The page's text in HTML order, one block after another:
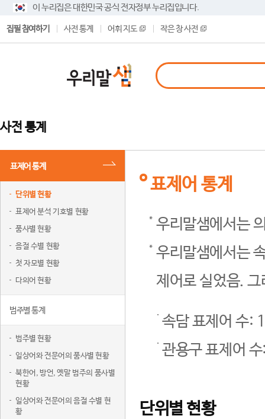
이 누리집은 대한민국 공식 전자정부 누리집입니다.
집필 참여하기 사전 통계 어휘 지도 작은 창 사전
사전 통계
표제어 통계
단위별 현황
표제어 분석 기호별 현황
품사별 현황
음절 수별 현황
첫 자모별 현황
다의어 현황
범주별 통계
범주별 현황
일상어와 전문어의 품사별 현황
북한어, 방언, 옛말 범주의 품사별
현황
일상어와 전문어의 음절 수별 현
황
표제어 통계
우리말샘에서는
우리말샘에서는
제어로 실었음.
속담 표제어 수:
관용구 표제어
단위별 현황